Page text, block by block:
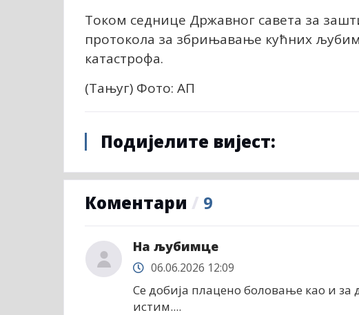
Током седнице Државног савета за
протокола за збрињавање кућних
катастрофа.
(Тањуг) Фото: АП
Подијелите вијест:
Коментари / 9
На љубимце
06.06.2026 12:09
Се добија плацено боловање као и за
истим....